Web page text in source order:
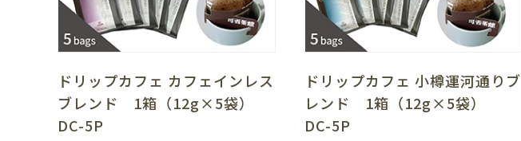
ドリップカフェ カフェインレス
ブレンド 1箱（12g×5袋）
DC-5P
ドリップカフェ 小樽運河通りブ
レンド 1箱（12g×5袋）
DC-5P